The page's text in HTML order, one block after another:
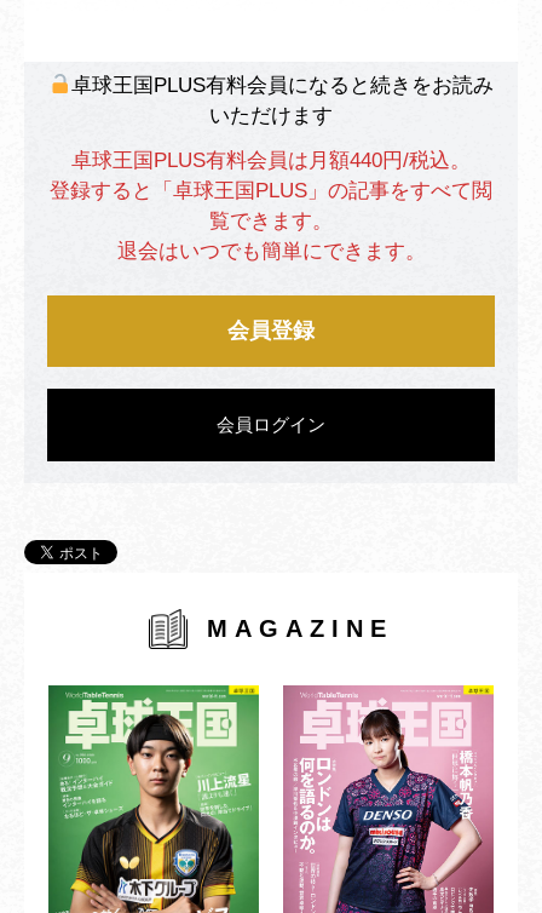
卓球王国PLUS有料会員になると続きをお読み
いただけます
卓球王国PLUS有料会員は月額440円/税込。
登録すると「卓球王国PLUS」の記事をすべて閲
覧できます。
退会はいつでも簡単にできます。
会員登録
会員ログイン
MAGAZINE